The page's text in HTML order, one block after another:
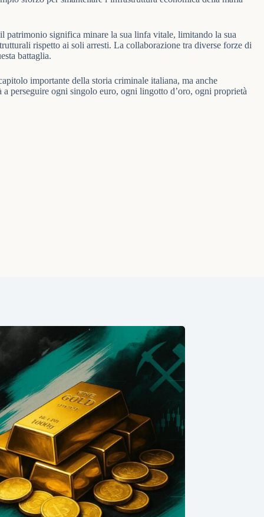
patrimonio significa minare la sua linfa vitale, limitando la sua
rispetto ai soli arresti. La collaborazione tra diverse forze di
battaglia.
importante della storia criminale italiana, ma anche
perseguire ogni singolo euro, ogni lingotto d’oro, ogni proprietà